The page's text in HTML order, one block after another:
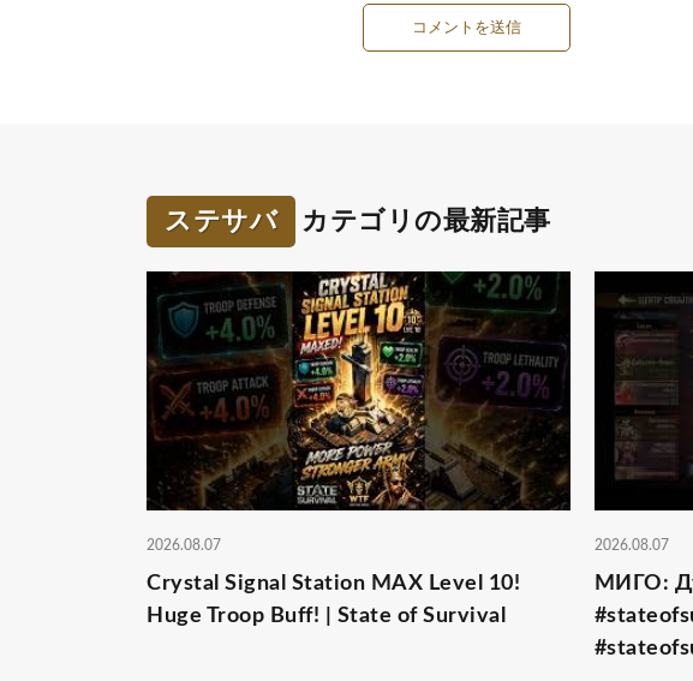
ステサバ カテゴリの最新記事
2026.08.07
Crystal Signal Station MAX Level 10!
Huge Troop Buff! | State of Survival
2026.08.07
МИГО: